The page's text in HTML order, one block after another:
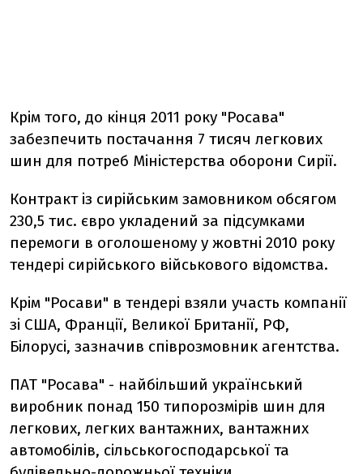
Крiм того, до кiнця 2011 року "Росава"
забезпечить постачання 7 тисяч легкових
шин для потреб Мiнiстерства оборони Сирiї.
Контракт iз сирiйським замовником обсягом
230,5 тис. євро укладений за пiдсумками
перемоги в оголошеному у жовтнi 2010 року
тендерi сирiйського вiйськового вiдомства.
Крiм "Росави" в тендерi взяли участь компанiї
зi США, Францiї, Великої Британiї, РФ,
Бiлорусi, зазначив спiврозмовник агентства.
ПАТ "Росава" - найбiльший український
виробник понад 150 типорозмiрiв шин для
легкових, легких вантажних, вантажних
автомобiлiв, сiльськогосподарської та